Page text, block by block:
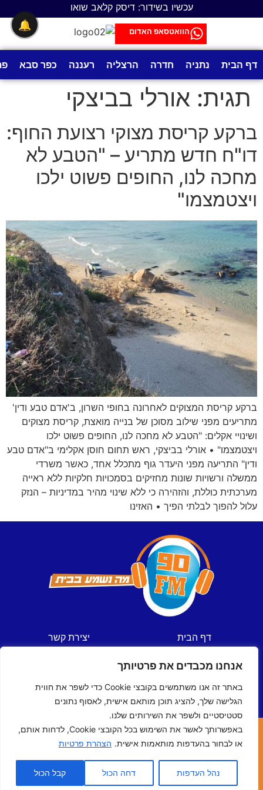
אנחנו מכבדים את פרטיותך
באתר זה אנו משתמשים בקובצי Cookie כדי לשפר את חווית
הגלישה שלך, להציג תוכן מותאם אישית, לאסוף נתונים
סטטיסטיים ולשפר את השירותים שלנו.
באפשרותך לאשר את השימוש בכל הקובצי Cookie, לדחות אותם,
או לבחור בהעדפות מותאמות אישית. הצהרת פרטיות
נהל העדפות דחה הכול קבל הכול
עכשיו בשידור: דיסק קלאב שואו
הוואטסאפ האדום
דף הבית נתניה חדרה הרצליה רעננה כפר סבא
תגית: אורלי בביצקי
ברקע קריסת מצוקי רצועת החוף:
דו"ח חדש מתריע – "הטבע לא
מחכה לנו, החופים פשוט ילכו
ויצטמצמו"
ברקע קריסת המצוקים לאחרונה בחופי השרון, ב'אדם טבע ודין'
מתריעים מפני שילוב מסוכן של בנייה מואצת, קריסת מצוקים
ושינויי אקלים: "הטבע לא מחכה לנו, החופים פשוט ילכו
ויצטמצמו" • אורלי בביצקי, ראש תחום חוסן אקלימי ב"אדם טבע
ודין" התריעה מפני היעדר גוף מתכלל אחד, כאשר משרדי
ממשלה ורשויות שונות מחזיקים בסמכויות חלקיות ללא ראייה
מערכתית כוללת, והזהירה כי ללא שינוי מהיר במדיניות – הנזק
עלול להפוך לבלתי הפיך • האזינו
דף הבית
ספורט
תכניות
לוח שידורים
יצירת קשר
הצהרת נגישות
כל הזכויות שמורות © ל- 90FM
האתר נבנה ע"י מומחי האינטרנט של ישראל
🔔